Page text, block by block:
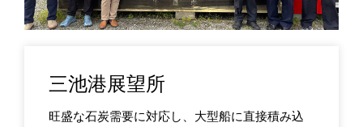
三池港展望所
旺盛な石炭需要に対応し、大型船に直接積み込